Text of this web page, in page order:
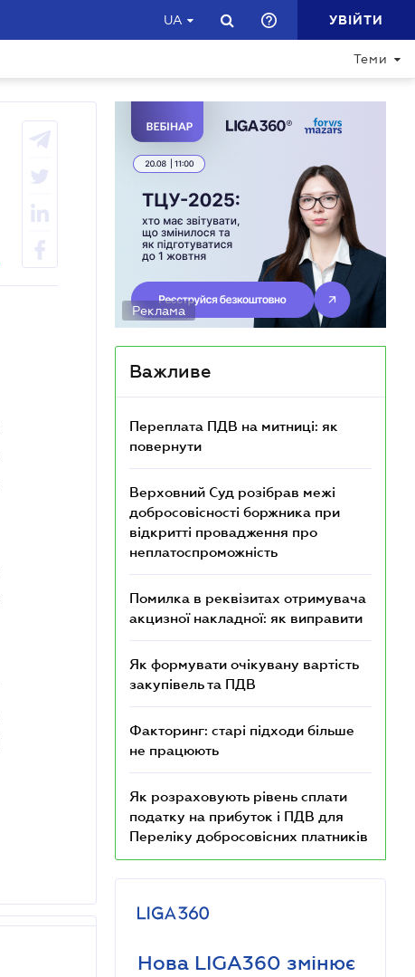
UA УВІЙТИ
Теми
Реклама
Важливе
Переплата ПДВ на митниці: як
повернути
Верховний Суд розібрав межі
добросовісності боржника при
відкритті провадження про
неплатоспроможність
Помилка в реквізитах отримувача
акцизної накладної: як виправити
Як формувати очікувану вартість
закупівель та ПДВ
Факторинг: старі підходи більше
не працюють
Як розраховують рівень сплати
податку на прибуток і ПДВ для
Переліку добросовісних платників
Нова LIGA360 змінює